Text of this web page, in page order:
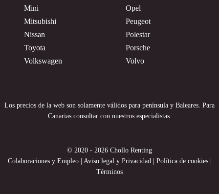
Mini
Mitsubishi
Nissan
Toyota
Volkswagen
Opel
Peugeot
Polestar
Porsche
Volvo
Los precios de la web son solamente válidos para península y Baleares. Para
Canarias consultar con nuestros especialistas.
© 2020 - 2026 Chollo Renting
Colaboraciones y Empleo| Aviso legal y Privacidad| Política de cookies|
Términos